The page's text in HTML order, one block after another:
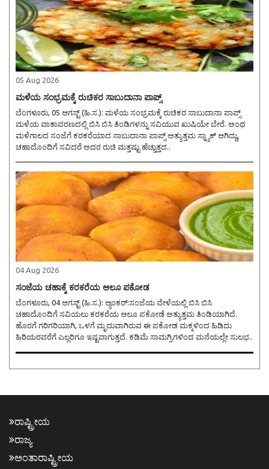
05 Aug 2026
ಮಳೆಯ ಸಂಭ್ರಮಕ್ಕೆ ರುಚಿಕರ ಸಾಬುದಾನಾ ಪಾಪ್ಸ್
ಬೆಂಗಳೂರು, 05 ಆಗಸ್ಟ್ (ಹಿ.ಸ.): ಮಳೆಯ ಸಂಭ್ರಮಕ್ಕೆ ರುಚಿಕರ ಸಾಬುದಾನಾ ಪಾಪ್ಸ್
ಮಳೆಯ ವಾತಾವರಣದಲ್ಲಿ ಬಿಸಿ ಬಿಸಿ ತಿಂಡಿಗಳನ್ನು ಸವಿಯುವ ಖುಷಿಯೇ ಬೇರೆ. ಅಂಥ
ಮಳೆಗಾಲದ ಸಂಜೆಗೆ ಕರಕರೆಯಾದ ಸಾಬುದಾನಾ ಪಾಪ್ಸ್ ಅತ್ಯುತ್ತಮ ಸ್ನ್ಯಾಕ್ ಆಗಿದ್ದು,
ಚಹಾದೊಂದಿಗೆ ಸವಿದರೆ ಅದರ ರುಚಿ ಮತ್ತಷ್ಟು ಹೆಚ್ಚುತ್ತದ..
04 Aug 2026
ಸಂಜೆಯ ಚಹಾಕ್ಕೆ ಕರಕರೆಯ ಆಲೂ ಪಕೋಡ
ಬೆಂಗಳೂರು, 04 ಆಗಸ್ಟ್ (ಹಿ.ಸ.): ಆ್ಯಂಕರ್:ಸಂಜೆಯ ವೇಳೆಯಲ್ಲಿ ಬಿಸಿ ಬಿಸಿ
ಚಹಾದೊಂದಿಗೆ ಸವಿಯಲು ಕರಕರೆಯ ಆಲೂ ಪಕೋಡೆ ಅತ್ಯುತ್ತಮ ತಿಂಡಿಯಾಗಿದೆ.
ಹೊರಗೆ ಗರಿಗರಿಯಾಗಿ, ಒಳಗೆ ಮೃದುವಾಗಿರುವ ಈ ಪಕೋಡ ಮಕ್ಕಳಿಂದ ಹಿಡಿದು
ಹಿರಿಯರವರೆಗೆ ಎಲ್ಲರಿಗೂ ಇಷ್ಟವಾಗುತ್ತದೆ. ಕಡಿಮೆ ಸಾಮಗ್ರಿಗಳಿಂದ ಮನೆಯಲ್ಲೇ ಸುಲಭ..
ರಾಷ್ಟ್ರೀಯ
ರಾಜ್ಯ
ಅಂತಾರಾಷ್ಟ್ರೀಯ